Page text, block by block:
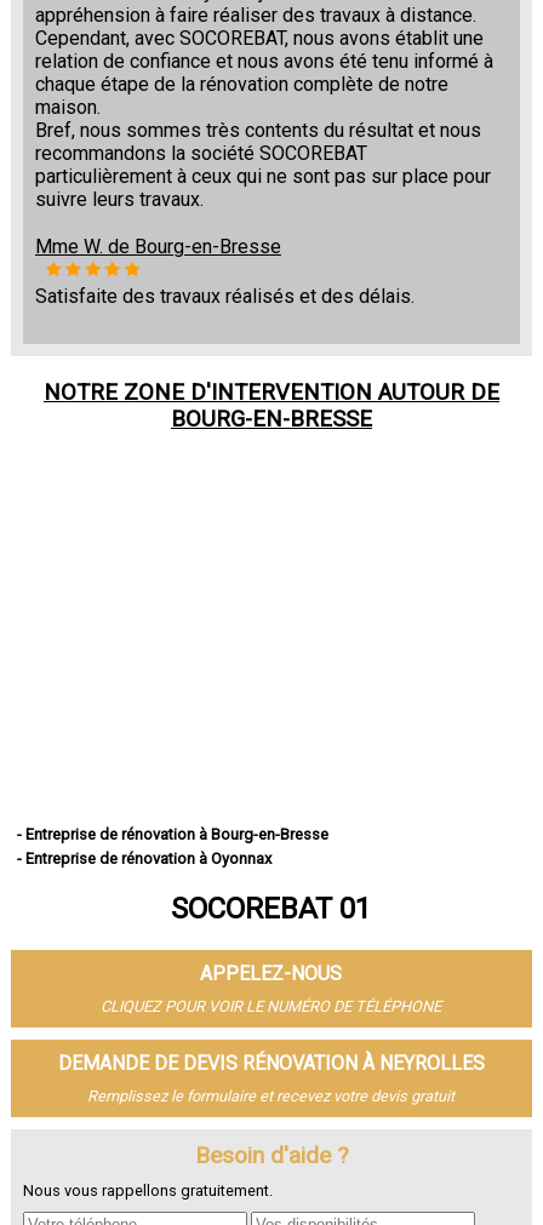
appréhension à faire réaliser des travaux à distance.
Cependant, avec SOCOREBAT, nous avons établit une
relation de confiance et nous avons été tenu informé à
chaque étape de la rénovation complète de notre
maison.
Bref, nous sommes très contents du résultat et nous
recommandons la société SOCOREBAT
particulièrement à ceux qui ne sont pas sur place pour
suivre leurs travaux.
Mme W. de Bourg-en-Bresse
Satisfaite des travaux réalisés et des délais.
NOTRE ZONE D'INTERVENTION AUTOUR DE
BOURG-EN-BRESSE
- Entreprise de rénovation à Bourg-en-Bresse
- Entreprise de rénovation à Oyonnax
- Entreprise de rénovation à Bellegarde-sur-Valserine
- Entreprise de rénovation à Miribel
- Entreprise de rénovation à Belley
- Entreprise de rénovation à Saint-Genis-Pouilly
- Entreprise de rénovation à Divonne-les-Bains
- Entreprise de rénovation à Ferney-Voltaire
- Entreprise de rénovation à Meximieux
- Entreprise de rénovation à Montluel
- Entreprise de rénovation à Lagnieu
- Entreprise de rénovation à Jassans-Riottier
SOCOREBAT 01
APPELEZ-NOUS
CLIQUEZ POUR VOIR LE NUMÉRO DE TÉLÉPHONE
DEMANDE DE DEVIS RÉNOVATION À NEYROLLES
Remplissez le formulaire et recevez votre devis gratuit
Besoin d'aide ?
Nous vous rappellons gratuitement.